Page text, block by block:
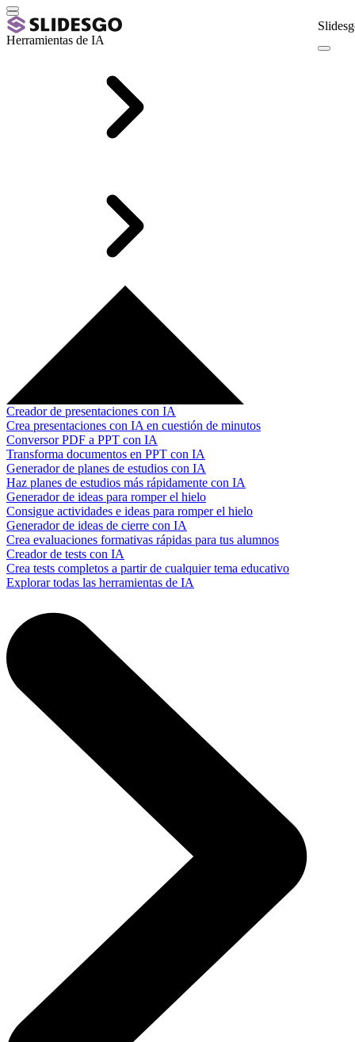
Herramientas de IA
Creador de presentaciones con IA
Crea presentaciones con IA en cuestión de minutos
Conversor PDF a PPT con IA
Transforma documentos en PPT con IA
Generador de planes de estudios con IA
Haz planes de estudios más rápidamente con IA
Generador de ideas para romper el hielo
Consigue actividades e ideas para romper el hielo
Generador de ideas de cierre con IA
Crea evaluaciones formativas rápidas para tus alumnos
Creador de tests con IA
Crea tests completos a partir de cualquier tema educativo
Explorar todas las herramientas de IA